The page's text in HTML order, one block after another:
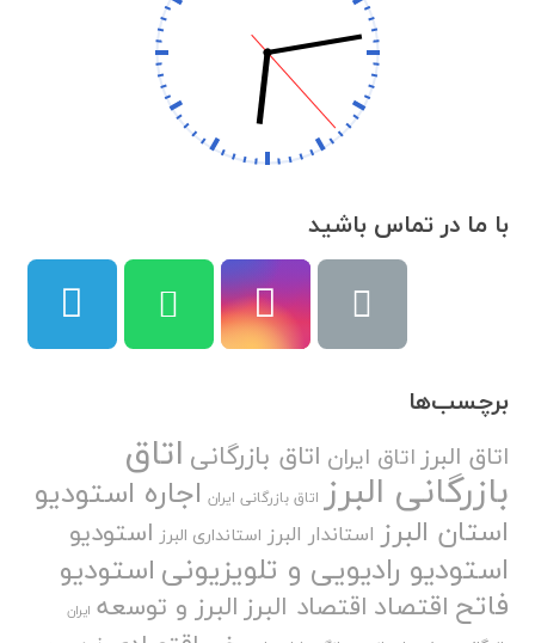
با ما در تماس باشید
برچسب‌ها
اتاق البرزاتاق ایران اتاق بازرگانی اتاق
بازرگانی البرز اتاق بازرگانی ایران اجاره استودیو
استان البرز استاندار البرز استانداری البرز استودیو
استودیو رادیویی و تلویزیونیاستودیو
فاتح اقتصاد اقتصاد البرزالبرز و توسعه ایران